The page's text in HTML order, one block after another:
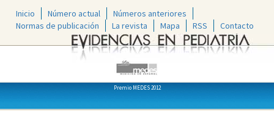
Inicio Número actual
Números anteriores
Normas de publicación
La revista Mapa RSS Contacto
Premio MEDES 2012